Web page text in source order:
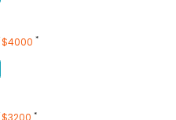
$4000 *
$3200 *